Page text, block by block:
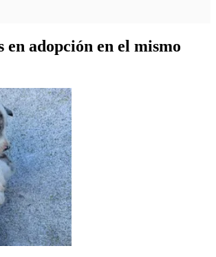
en adopción en el mismo